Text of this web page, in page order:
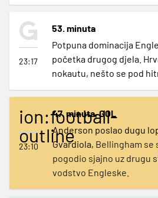
23:17
53. minuta
Potpuna dominacija
početka drugog djela.
nokautu, nešto se pod
ion:football-
outline
23:10
47. minuta, GOL
Anderson poslao dugu
Gvardiola, Bellingham se
pogodio sjajno uz drugu
vodstvo Engleske.